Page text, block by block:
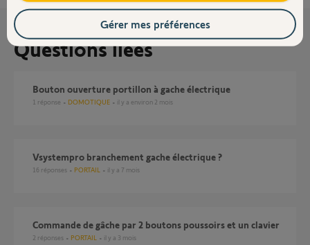
Questions liées
Bouton ouverture portillon à gache électrique
1 réponse DOMOTIQUE il y a environ 2 mois
Vsystempro branchement gache électrique ?
16 réponses PORTAIL il y a 7 mois
Commande de gâche par 2 boutons poussoirs et un clavier
2 réponses PORTAIL il y a 3 mois
Gérer mes préférences